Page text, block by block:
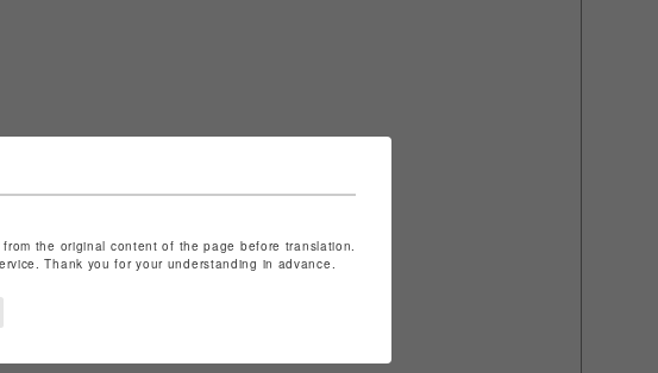
the original content of the page before translation.
Thank you for your understanding in advance.